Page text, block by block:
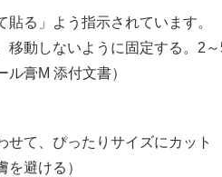
る」よう指示されています。
移動しないように固定する。2
膏M 添付文書）
せて、ぴったりサイズにカット
を避ける）